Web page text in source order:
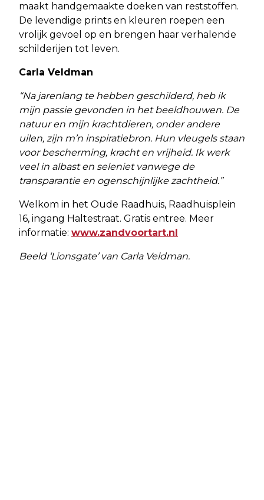
maakt handgemaakte doeken van reststoffen.
De levendige prints en kleuren roepen een
vrolijk gevoel op en brengen haar verhalende
schilderijen tot leven.
Carla Veldman
“Na jarenlang te hebben geschilderd, heb ik
mijn passie gevonden in het beeldhouwen. De
natuur en mijn krachtdieren, onder andere
uilen, zijn m’n inspiratiebron. Hun vleugels staan
voor bescherming, kracht en vrijheid. Ik werk
veel in albast en seleniet vanwege de
transparantie en ogenschijnlijke zachtheid.”
Welkom in het Oude Raadhuis, Raadhuisplein
16, ingang Haltestraat. Gratis entree. Meer
informatie: www.zandvoortart.nl
Beeld ‘Lionsgate’ van Carla Veldman.